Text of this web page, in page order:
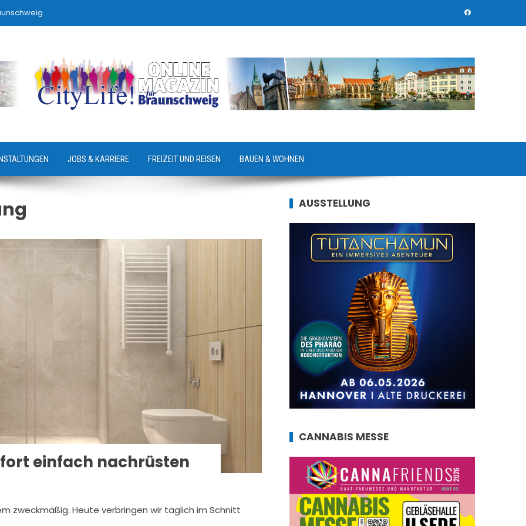
JOBS & KARRIERE FREIZEIT UND REISEN BAUEN & WOHNEN
einfach nachrüsten
zweckmäßig. Heute verbringen wir täglich im Schnitt
AUSSTELLUNG
CANNABIS MESSE